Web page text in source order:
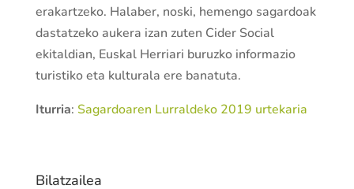
erakartzeko. Halaber, noski, hemengo sagardoak
dastatzeko aukera izan zuten Cider Social
ekitaldian, Euskal Herriari buruzko informazio
turistiko eta kulturala ere banatuta.
Iturria: Sagardoaren Lurraldeko 2019 urtekaria
Bilatzailea